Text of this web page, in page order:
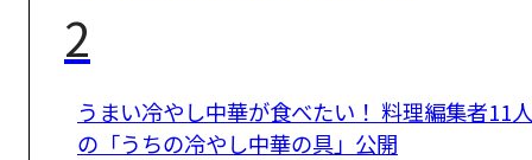
2
うまい冷やし中華が食べたい！ 料理編集者11人
の「うちの冷やし中華の具」公開